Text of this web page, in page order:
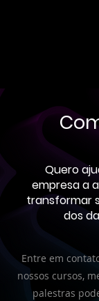
Quero
empresa a
transformar
dos
Entre em
nossos cursos,
palestras